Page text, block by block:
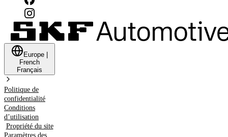
Europe
French
Français
Politique de
confidentialité
Conditions
d’utilisation
Propriété du site
Paramètres des